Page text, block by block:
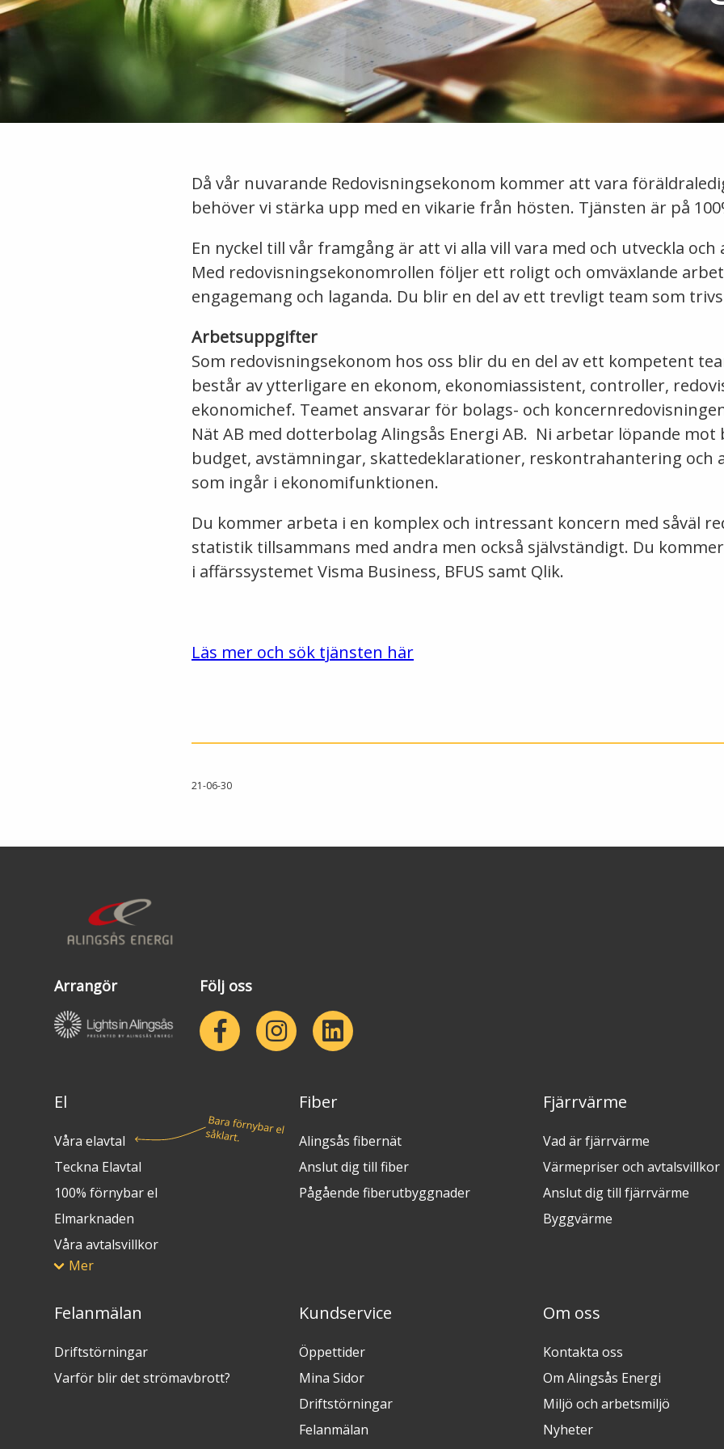
Då vår nuvarande Redovisningsekonom kommer att vara
behöver vi stärka upp med en vikarie från hösten. Tjänsten är på
En nyckel till vår framgång är att vi alla vill vara med och utveckla
Med redovisningsekonomrollen följer ett roligt och omväxlande
engagemang och laganda. Du blir en del av ett trevligt team som
Arbetsuppgifter
Som redovisningsekonom hos oss blir du en del av ett kompetent
består av ytterligare en ekonom, ekonomiassistent, controller,
ekonomichef. Teamet ansvarar för bolags- och
Nät AB med dotterbolag Alingsås Energi AB. Ni arbetar löpande
budget, avstämningar, skattedeklarationer, reskontrahantering och
som ingår i ekonomifunktionen.
Du kommer arbeta i en komplex och intressant koncern med såväl
statistik tillsammans med andra men också självständigt. Du
i affärssystemet Visma Business, BFUS samt Qlik.
Läs mer och sök tjänsten här
21-06-30
Arrangör Följ oss
El
Våra elavtal
Teckna Elavtal
100% förnybar el
Elmarknaden
Våra avtalsvillkor
Mer
Fiber
Alingsås fibernät
Anslut dig till fiber
Pågående fiberutbyggnader
Fjärrvärme
Vad är fjärrvärme
Värmepriser och avtalsvillkor
Anslut dig till fjärrvärme
Byggvärme
Felanmälan
Driftstörningar
Varför blir det strömavbrott?
Kundservice
Öppettider
Mina Sidor
Driftstörningar
Felanmälan
Om oss
Kontakta oss
Om Alingsås Energi
Miljö och arbetsmiljö
Nyheter